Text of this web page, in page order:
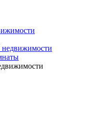
недвижимости